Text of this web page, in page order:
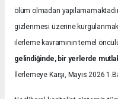
ölüm olmadan
gizlenmesi üzerine
ilerleme kavramının temel
gelindiğinde, bir yerlerde
İlerlemeye Karşı, Mayıs 2026